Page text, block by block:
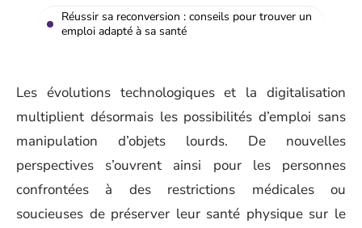
Réussir sa reconversion : conseils pour trouver un
emploi adapté à sa santé
Les évolutions technologiques et la digitalisation
multiplient désormais les possibilités d’emploi sans
manipulation d’objets lourds. De nouvelles
perspectives s’ouvrent ainsi pour les personnes
confrontées à des restrictions médicales ou
soucieuses de préserver leur santé physique sur le